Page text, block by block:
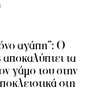
αγάπη”: Ο
τα
γάμο του στην
στη